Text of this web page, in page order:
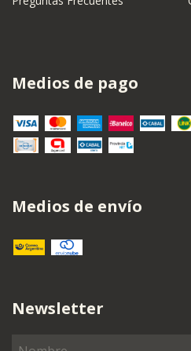
Medios de pago
Medios de envío
Newsletter